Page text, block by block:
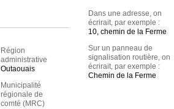
Région
administrative
Outaouais
Municipalité
régionale de
comté (MRC)
Dans une adresse, on
écrirait, par exemple :
10, chemin de la Ferme
Sur un panneau de
signalisation routière, on
écrirait, par exemple :
Chemin de la Ferme